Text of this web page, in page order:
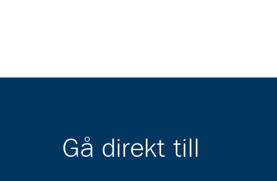
Gå direkt till